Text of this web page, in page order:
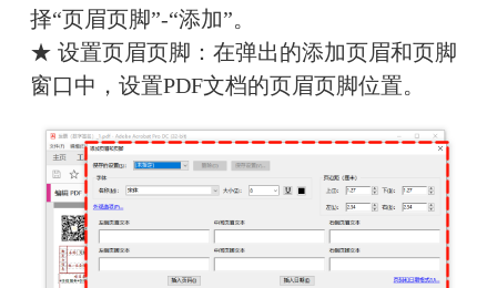
择“页眉页脚”-“添加”。
★ 设置页眉页脚：在弹出的添加页眉和页脚
窗口中，设置PDF文档的页眉页脚位置。